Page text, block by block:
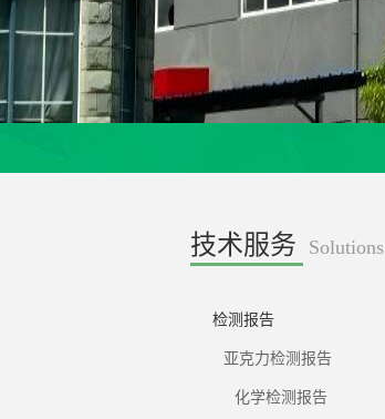
技术服务 Solutions
检测报告
亚克力检测报告
化学检测报告